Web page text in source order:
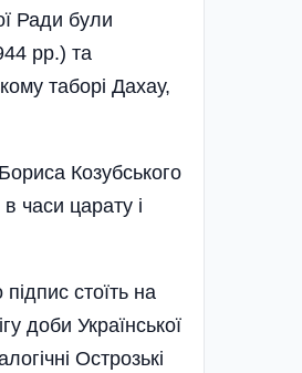
Ради були
рр.) та
таборі Дахау,
Козубського
в часи царату і
стоїть на
доби Української
Острозькі